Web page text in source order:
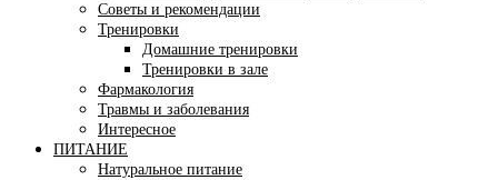
Советы и рекомендации
Тренировки
Домашние тренировки
Тренировки в зале
Фармакология
Травмы и заболевания
Интересное
ПИТАНИЕ
Натуральное питание